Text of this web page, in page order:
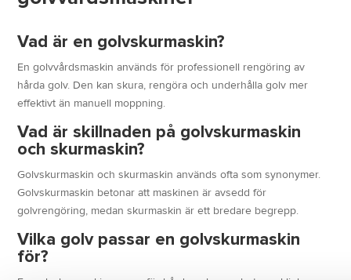
Vad är en golvskurmaskin?
En golvvårdsmaskin används för professionell rengöring av
hårda golv. Den kan skura, rengöra och underhålla golv mer
effektivt än manuell moppning.
Vad är skillnaden på golvskurmaskin
och skurmaskin?
Golvskurmaskin och skurmaskin används ofta som synonymer.
Golvskurmaskin betonar att maskinen är avsedd för
golvrengöring, medan skurmaskin är ett bredare begrepp.
Vilka golv passar en golvskurmaskin
för?